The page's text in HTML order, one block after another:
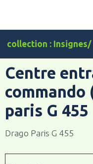
collection :
Centre
commando
paris G 455
Drago Paris G 455